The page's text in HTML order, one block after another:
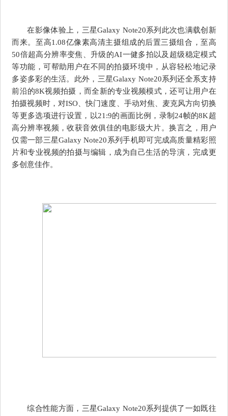
在影像体验上，三星Galaxy Note20系列此次也满载创新
而来。至高1.08亿像素高清主摄组成的后置三摄组合，至高
50倍超高分辨率变焦、升级的AI一健多拍以及超级稳定模式
等功能，可帮助用户在不同的拍摄环境中，从容轻松地记录
多姿多彩的生活。此外，三星Galaxy Note20系列还全系支持
前沿的8K视频拍摄，而全新的专业视频模式，还可让用户在
拍摄视频时，对ISO、快门速度、手动对焦、麦克风方向切换
等更多选项进行设置，以21:9的画面比例，录制24帧的8K超
高分辨率视频，收获音效俱佳的电影级大片。换言之，用户
仅需一部三星Galaxy Note20系列手机即可完成高质量精彩照
片和专业视频的拍摄与编辑，成为自己生活的导演，完成更
多创意佳作。
综合性能方面，三星Galaxy Note20系列提供了一如既往